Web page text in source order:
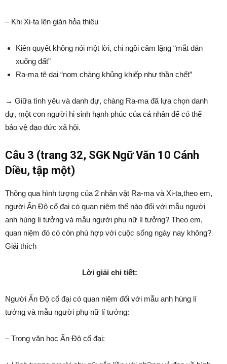
– Khi Xi-ta lên giàn hỏa thiêu
Kiên quyết không nói một lời, chỉ ngồi câm lặng “mắt dán
xuống đất”
Ra-ma tê dại “nom chàng khủng khiếp như thần chết”
→ Giữa tình yêu và danh dự, chàng Ra-ma đã lựa chọn danh
dự, một con người hi sinh hạnh phúc của cá nhân để có thể
bảo vệ đạo đức xã hội.
Câu 3 (trang 32, SGK Ngữ Văn 10 Cánh
Diều, tập một)
Thông qua hình tượng của 2 nhân vật Ra-ma và Xi-ta,theo em,
người Ấn Độ cổ đại có quan niệm thế nào đối với mẫu người
anh hùng lí tưởng và mẫu người phụ nữ lí tưởng? Theo em,
quan niệm đó có còn phù hợp với cuộc sống ngày nay không?
Giải thích
Lời giải chi tiết:
Người Ấn Độ cổ đại có quan niệm đối với mẫu anh hùng lí
tưởng và mẫu người phụ nữ lí tưởng:
– Trong văn học Ấn Độ cổ đại: